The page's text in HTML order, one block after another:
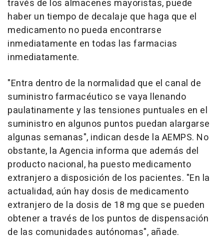
través de los almacenes mayoristas, puede
haber un tiempo de decalaje que haga que el
medicamento no pueda encontrarse
inmediatamente en todas las farmacias
inmediatamente.
"Entra dentro de la normalidad que el canal de
suministro farmacéutico se vaya llenando
paulatinamente y las tensiones puntuales en el
suministro en algunos puntos puedan alargarse
algunas semanas", indican desde la AEMPS. No
obstante, la Agencia informa que además del
producto nacional, ha puesto medicamento
extranjero a disposición de los pacientes. "En la
actualidad, aún hay dosis de medicamento
extranjero de la dosis de 18 mg que se pueden
obtener a través de los puntos de dispensación
de las comunidades autónomas", añade.